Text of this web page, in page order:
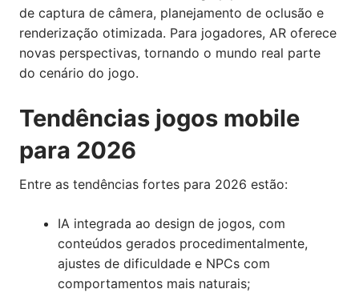
de captura de câmera, planejamento de oclusão e
renderização otimizada. Para jogadores, AR oferece
novas perspectivas, tornando o mundo real parte
do cenário do jogo.
Tendências jogos mobile
para 2026
Entre as tendências fortes para 2026 estão:
IA integrada ao design de jogos, com
conteúdos gerados procedimentalmente,
ajustes de dificuldade e NPCs com
comportamentos mais naturais;